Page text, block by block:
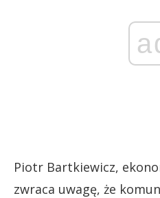
Piotr Bartkiewicz,
zwraca uwagę, że